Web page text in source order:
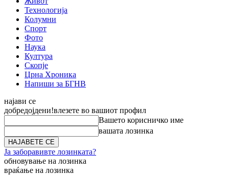
Технологија
Колумни
Спорт
Фото
Наука
Култура
Скопје
Црна Хроника
Напиши за БГНВ
најави се
добредојдени!влезете во вашиот профил
Вашето корисничко име
вашата лозинка
Ја заборавивте лозинката?
обновување на лозинка
враќање на лозинка